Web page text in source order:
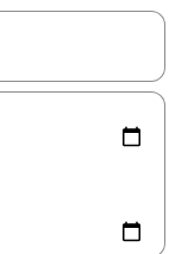
podrás navegar